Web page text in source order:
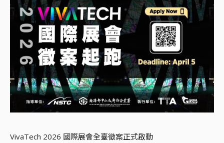
VivaTech 2026 國際展會全臺徵案正式啟動